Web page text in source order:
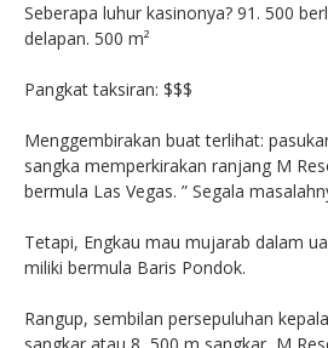
Seberapa luhur kasinonya? 91. 500
delapan. 500 m²
Pangkat taksiran: $$$
Menggembirakan buat terlihat:
sangka memperkirakan ranjang M
bermula Las Vegas. ” Segala
Tetapi, Engkau mau mujarab dalam
miliki bermula Baris Pondok.
Rangup, sembilan persepuluhan